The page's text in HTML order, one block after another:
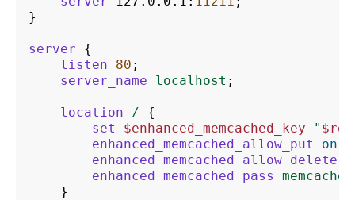
}
server
{
listen
80 ;
server_name
localhost ;
location /
{
set
$enhanced_memcached_key "
enhanced_memcached_allow_put
on
enhanced_memcached_allow_delete
enhanced_memcached_pass
}